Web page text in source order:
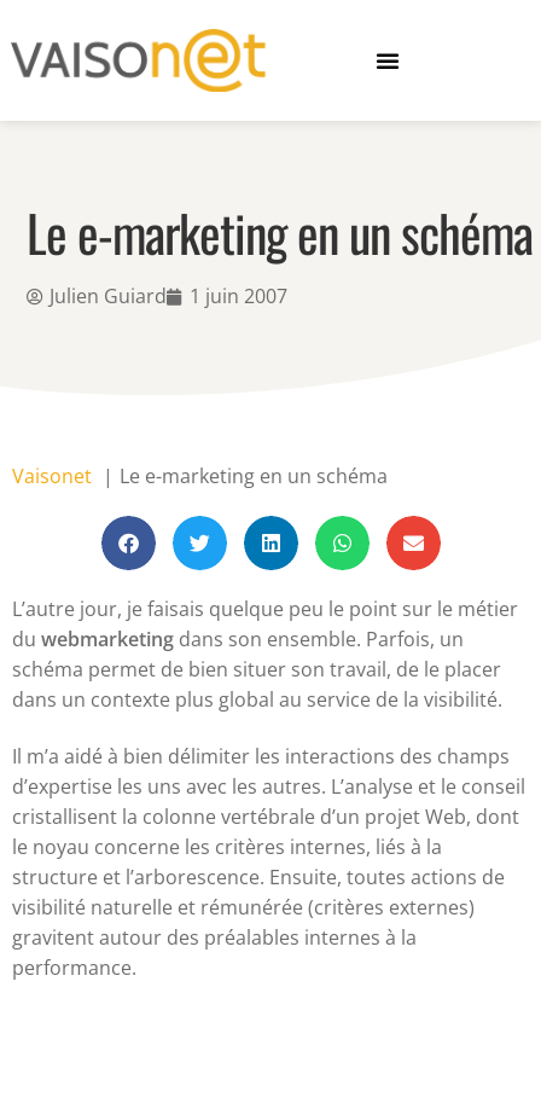
Le e-marketing en un schéma
Julien Guiard 1 juin 2007
Vaisonet Le e-marketing en un schéma
L’autre jour, je faisais quelque peu le point sur le métier
du webmarketing dans son ensemble. Parfois, un
schéma permet de bien situer son travail, de le placer
dans un contexte plus global au service de la visibilité.
Il m’a aidé à bien délimiter les interactions des champs
d’expertise les uns avec les autres. L’analyse et le conseil
cristallisent la colonne vertébrale d’un projet Web, dont
le noyau concerne les critères internes, liés à la
structure et l’arborescence. Ensuite, toutes actions de
visibilité naturelle et rémunérée (critères externes)
gravitent autour des préalables internes à la
performance.